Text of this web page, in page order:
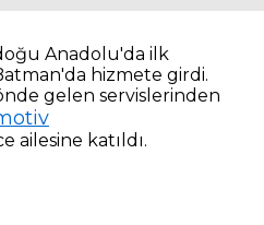
Anadolu'da ilk
hizmete girdi.
gelen servislerinden
ailesine katıldı.